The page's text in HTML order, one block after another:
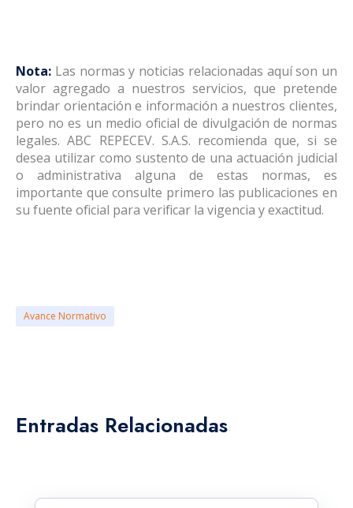
Nota: Las normas y noticias relacionadas aquí son un
valor agregado a nuestros servicios, que pretende
brindar orientación e información a nuestros clientes,
pero no es un medio oficial de divulgación de normas
legales. ABC REPECEV. S.A.S. recomienda que, si se
desea utilizar como sustento de una actuación judicial
o administrativa alguna de estas normas, es
importante que consulte primero las publicaciones en
su fuente oficial para verificar la vigencia y exactitud.
Avance Normativo
Entradas Relacionadas